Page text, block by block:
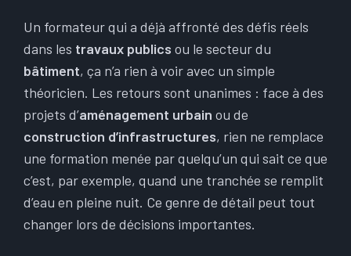
Un formateur qui a déjà affronté des défis réels
dans les travaux publics ou le secteur du
bâtiment, ça n’a rien à voir avec un simple
théoricien. Les retours sont unanimes : face à des
projets d’aménagement urbain ou de
construction d’infrastructures, rien ne remplace
une formation menée par quelqu’un qui sait ce que
c’est, par exemple, quand une tranchée se remplit
d’eau en pleine nuit. Ce genre de détail peut tout
changer lors de décisions importantes.